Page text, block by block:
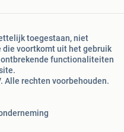
toegestaan, niet
voortkomt uit het gebruik
functionaliteiten
Alle rechten voorbehouden.